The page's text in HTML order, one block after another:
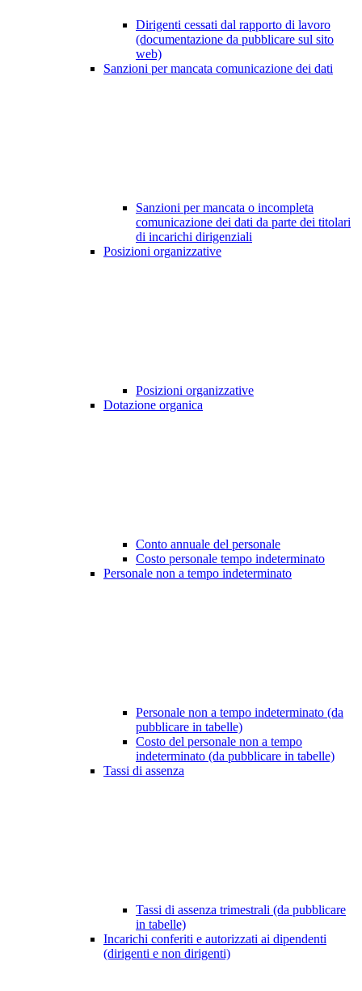
Dirigenti cessati dal rapporto di lavoro
(documentazione da pubblicare sul sito
web)
Sanzioni per mancata comunicazione dei dati
Sanzioni per mancata o incompleta
comunicazione dei dati da parte dei titolari
di incarichi dirigenziali
Posizioni organizzative
Posizioni organizzative
Dotazione organica
Conto annuale del personale
Costo personale tempo indeterminato
Personale non a tempo indeterminato
Personale non a tempo indeterminato (da
pubblicare in tabelle)
Costo del personale non a tempo
indeterminato (da pubblicare in tabelle)
Tassi di assenza
Tassi di assenza trimestrali (da pubblicare
in tabelle)
Incarichi conferiti e autorizzati ai dipendenti
(dirigenti e non dirigenti)